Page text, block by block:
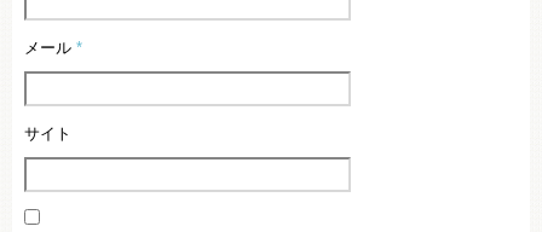
メール *
サイト